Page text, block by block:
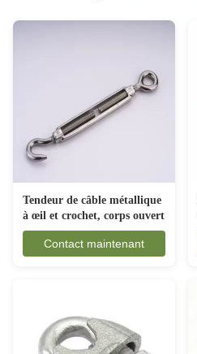
Tendeur de câble métallique
à œil et crochet, corps ouvert
Contact maintenant